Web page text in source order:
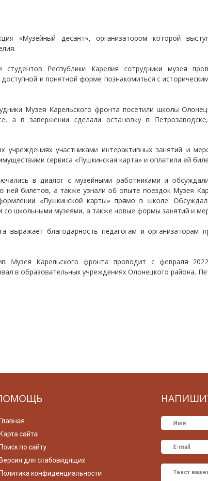
«Музейный десант», организатором которой
Республики Карелия сотрудники музея
и понятной форме познакомиться с
Музея Карельского фронта посетили школы
а в завершении сделали остановку в
участниками интерактивных занятий и
сервиса «Пушкинская карта» и оплатили ей
в диалог с музейными работниками и
ней билетов, а также узнали об опыте поездок Музея
«Пушкинской карты» прямо в школе.
со школьными музеями, а также новые формы занятий и
выражает благодарность педагогам и организаторам
Музея Карельского фронта проводит с февраля
в образовательных учреждениях Олонецкого района,
Главная
Карта сайта
Поиск по сайту
Версия для слабовидящих
Политика конфиденциальности